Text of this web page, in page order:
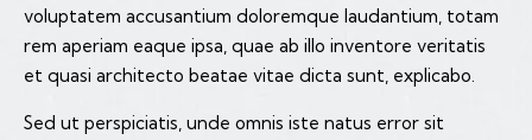
voluptatem accusantium doloremque laudantium, totam
rem aperiam eaque ipsa, quae ab illo inventore veritatis
et quasi architecto beatae vitae dicta sunt, explicabo.
Sed ut perspiciatis, unde omnis iste natus error sit